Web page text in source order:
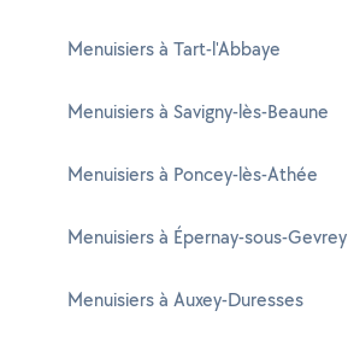
Menuisiers à Tart-l'Abbaye
Menuisiers à Savigny-lès-Beaune
Menuisiers à Poncey-lès-Athée
Menuisiers à Épernay-sous-Gevrey
Menuisiers à Auxey-Duresses